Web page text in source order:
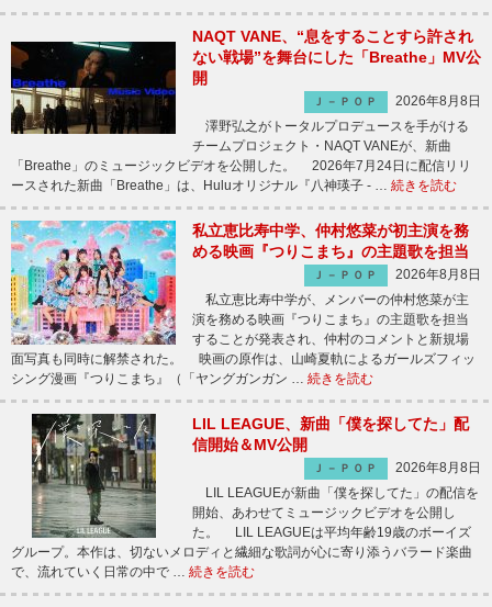
NAQT VANE、“息をすることすら許され
ない戦場”を舞台にした「Breathe」MV公
開
Ｊ－ＰＯＰ
2026年8月8日
澤野弘之がトータルプロデュースを手がける
チームプロジェクト・NAQT VANEが、新曲
「Breathe」のミュージックビデオを公開した。 2026年7月24日に配信リリ
ースされた新曲「Breathe」は、Huluオリジナル『八神瑛子 - … 続きを読む
私立恵比寿中学、仲村悠菜が初主演を務
める映画『つりこまち』の主題歌を担当
Ｊ－ＰＯＰ
2026年8月8日
私立恵比寿中学が、メンバーの仲村悠菜が主
演を務める映画『つりこまち』の主題歌を担当
することが発表され、仲村のコメントと新規場
面写真も同時に解禁された。 映画の原作は、山崎夏軌によるガールズフィッ
シング漫画『つりこまち』（「ヤングガンガン … 続きを読む
LIL LEAGUE、新曲「僕を探してた」配
信開始＆MV公開
Ｊ－ＰＯＰ
2026年8月8日
LIL LEAGUEが新曲「僕を探してた」の配信を
開始、あわせてミュージックビデオを公開し
た。 LIL LEAGUEは平均年齢19歳のボーイズ
グループ。本作は、切ないメロディと繊細な歌詞が心に寄り添うバラード楽曲
で、流れていく日常の中で … 続きを読む